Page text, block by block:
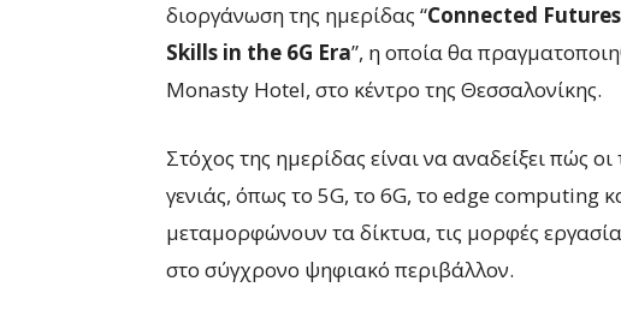
διοργάνωση της ημερίδας “Connected
Skills in the 6G Era”, η οποία θα
Monasty Hotel, στο κέντρο της Θεσσαλονίκης.
Στόχος της ημερίδας είναι να αναδείξει πώς
γενιάς, όπως το 5G, το 6G, το edge computing
μεταμορφώνουν τα δίκτυα, τις μορφές
στο σύγχρονο ψηφιακό περιβάλλον.